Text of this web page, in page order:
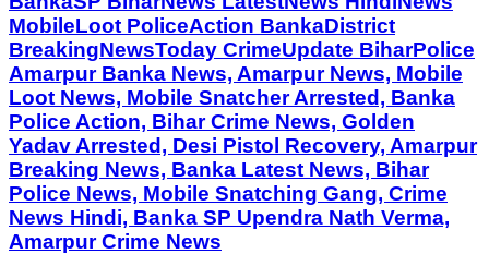
MobileLoot PoliceAction BankaDistrict
BreakingNewsToday CrimeUpdate BiharPolice
Amarpur Banka News, Amarpur News, Mobile
Loot News, Mobile Snatcher Arrested, Banka
Police Action, Bihar Crime News, Golden
Yadav Arrested, Desi Pistol Recovery, Amarpur
Breaking News, Banka Latest News, Bihar
Police News, Mobile Snatching Gang, Crime
News Hindi, Banka SP Upendra Nath Verma,
Amarpur Crime News